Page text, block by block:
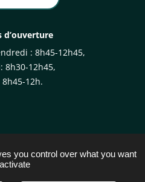
d’ouverture
: 8h45-12h45,
8h30-12h45,
8h45-12h.
you control over what you want